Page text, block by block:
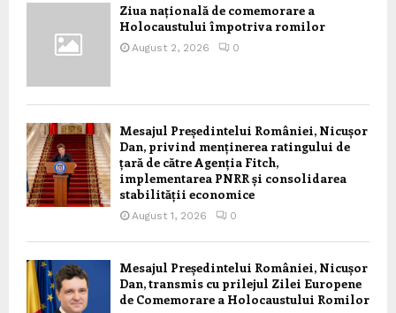
Ziua națională de comemorare a
Holocaustului împotriva romilor
August 2, 2026 0
Mesajul Președintelui României, Nicușor
Dan, privind menținerea ratingului de
țară de către Agenția Fitch,
implementarea PNRR și consolidarea
stabilității economice
August 1, 2026 0
Mesajul Președintelui României, Nicușor
Dan, transmis cu prilejul Zilei Europene
de Comemorare a Holocaustului Romilor